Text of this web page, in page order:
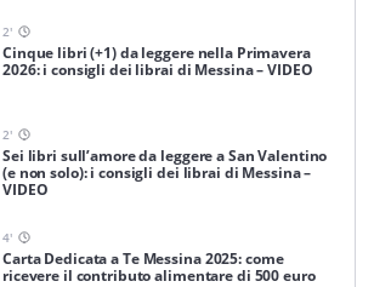
2'
Cinque libri (+1) da leggere nella Primavera
2026: i consigli dei librai di Messina – VIDEO
2'
Sei libri sull’amore da leggere a San Valentino
(e non solo): i consigli dei librai di Messina –
VIDEO
4'
Carta Dedicata a Te Messina 2025: come
ricevere il contributo alimentare di 500 euro